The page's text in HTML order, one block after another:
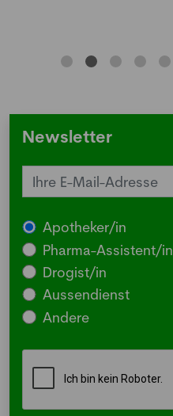
Newsletter
Apotheker/in
Pharma-Assistent/in
Drogist/in
Aussendienst
Andere